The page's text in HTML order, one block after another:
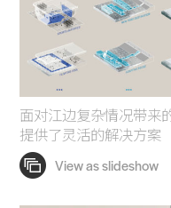
面对江边复杂情况带来
提供了灵活的解决方案